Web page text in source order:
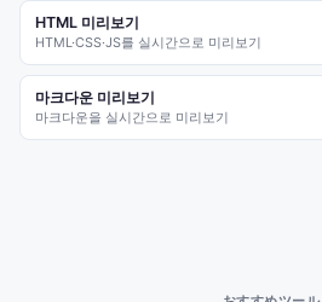
HTML 미리보기
HTML·CSS·JS를 실시간으로 미리보기
마크다운 미리보기
마크다운을 실시간으로 미리보기